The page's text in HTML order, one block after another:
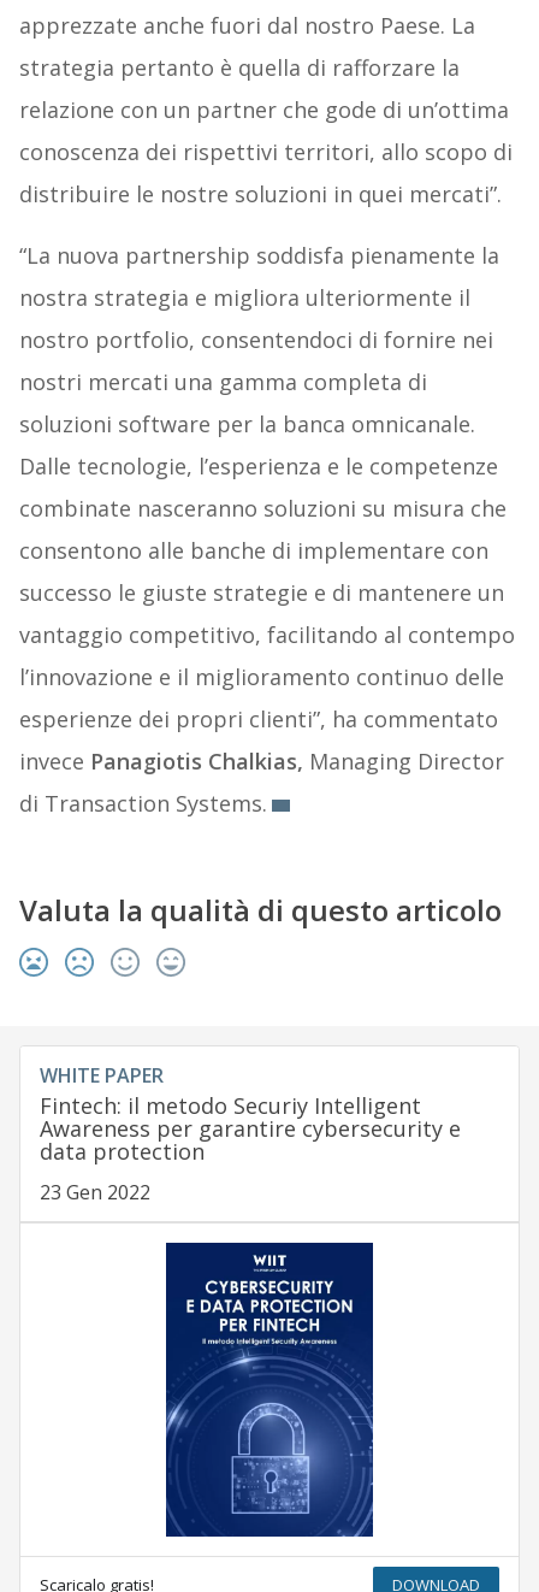
apprezzate anche fuori dal nostro Paese. La
strategia pertanto è quella di rafforzare la
relazione con un partner che gode di un’ottima
conoscenza dei rispettivi territori, allo scopo di
distribuire le nostre soluzioni in quei mercati”.
“La nuova partnership soddisfa pienamente la
nostra strategia e migliora ulteriormente il
nostro portfolio, consentendoci di fornire nei
nostri mercati una gamma completa di
soluzioni software per la banca omnicanale.
Dalle tecnologie, l’esperienza e le competenze
combinate nasceranno soluzioni su misura che
consentono alle banche di implementare con
successo le giuste strategie e di mantenere un
vantaggio competitivo, facilitando al contempo
l’innovazione e il miglioramento continuo delle
esperienze dei propri clienti”, ha commentato
invece Panagiotis Chalkias, Managing Director
di Transaction Systems.
Valuta la qualità di questo articolo
WHITE PAPER
Fintech: il metodo Securiy Intelligent
Awareness per garantire cybersecurity e
data protection
23 Gen 2022
Scaricalo gratis! DOWNLOAD